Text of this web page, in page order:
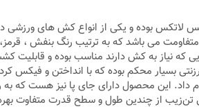
سبز تن زیب با طول 2 متر از جنس لاتکس بوده و یکی از انواع
می باشد که به ترتیب رنگ بنفش ، قرمز،
که نیاز به کش دارند مناسب بوده و قابلیت
بسیار محکم بوده که با انداختن و فیکس
داد. این محصول دارای جای پا نیز هست که به
تن‌‌زیب از چندین طول و سطح قدرت متفاوت